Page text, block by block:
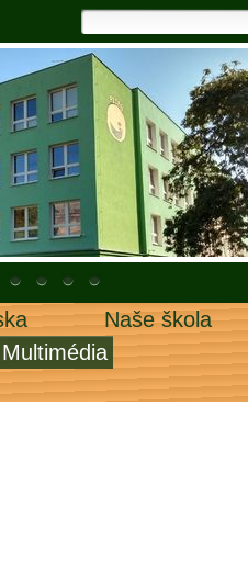
Naše škola
Multimédia